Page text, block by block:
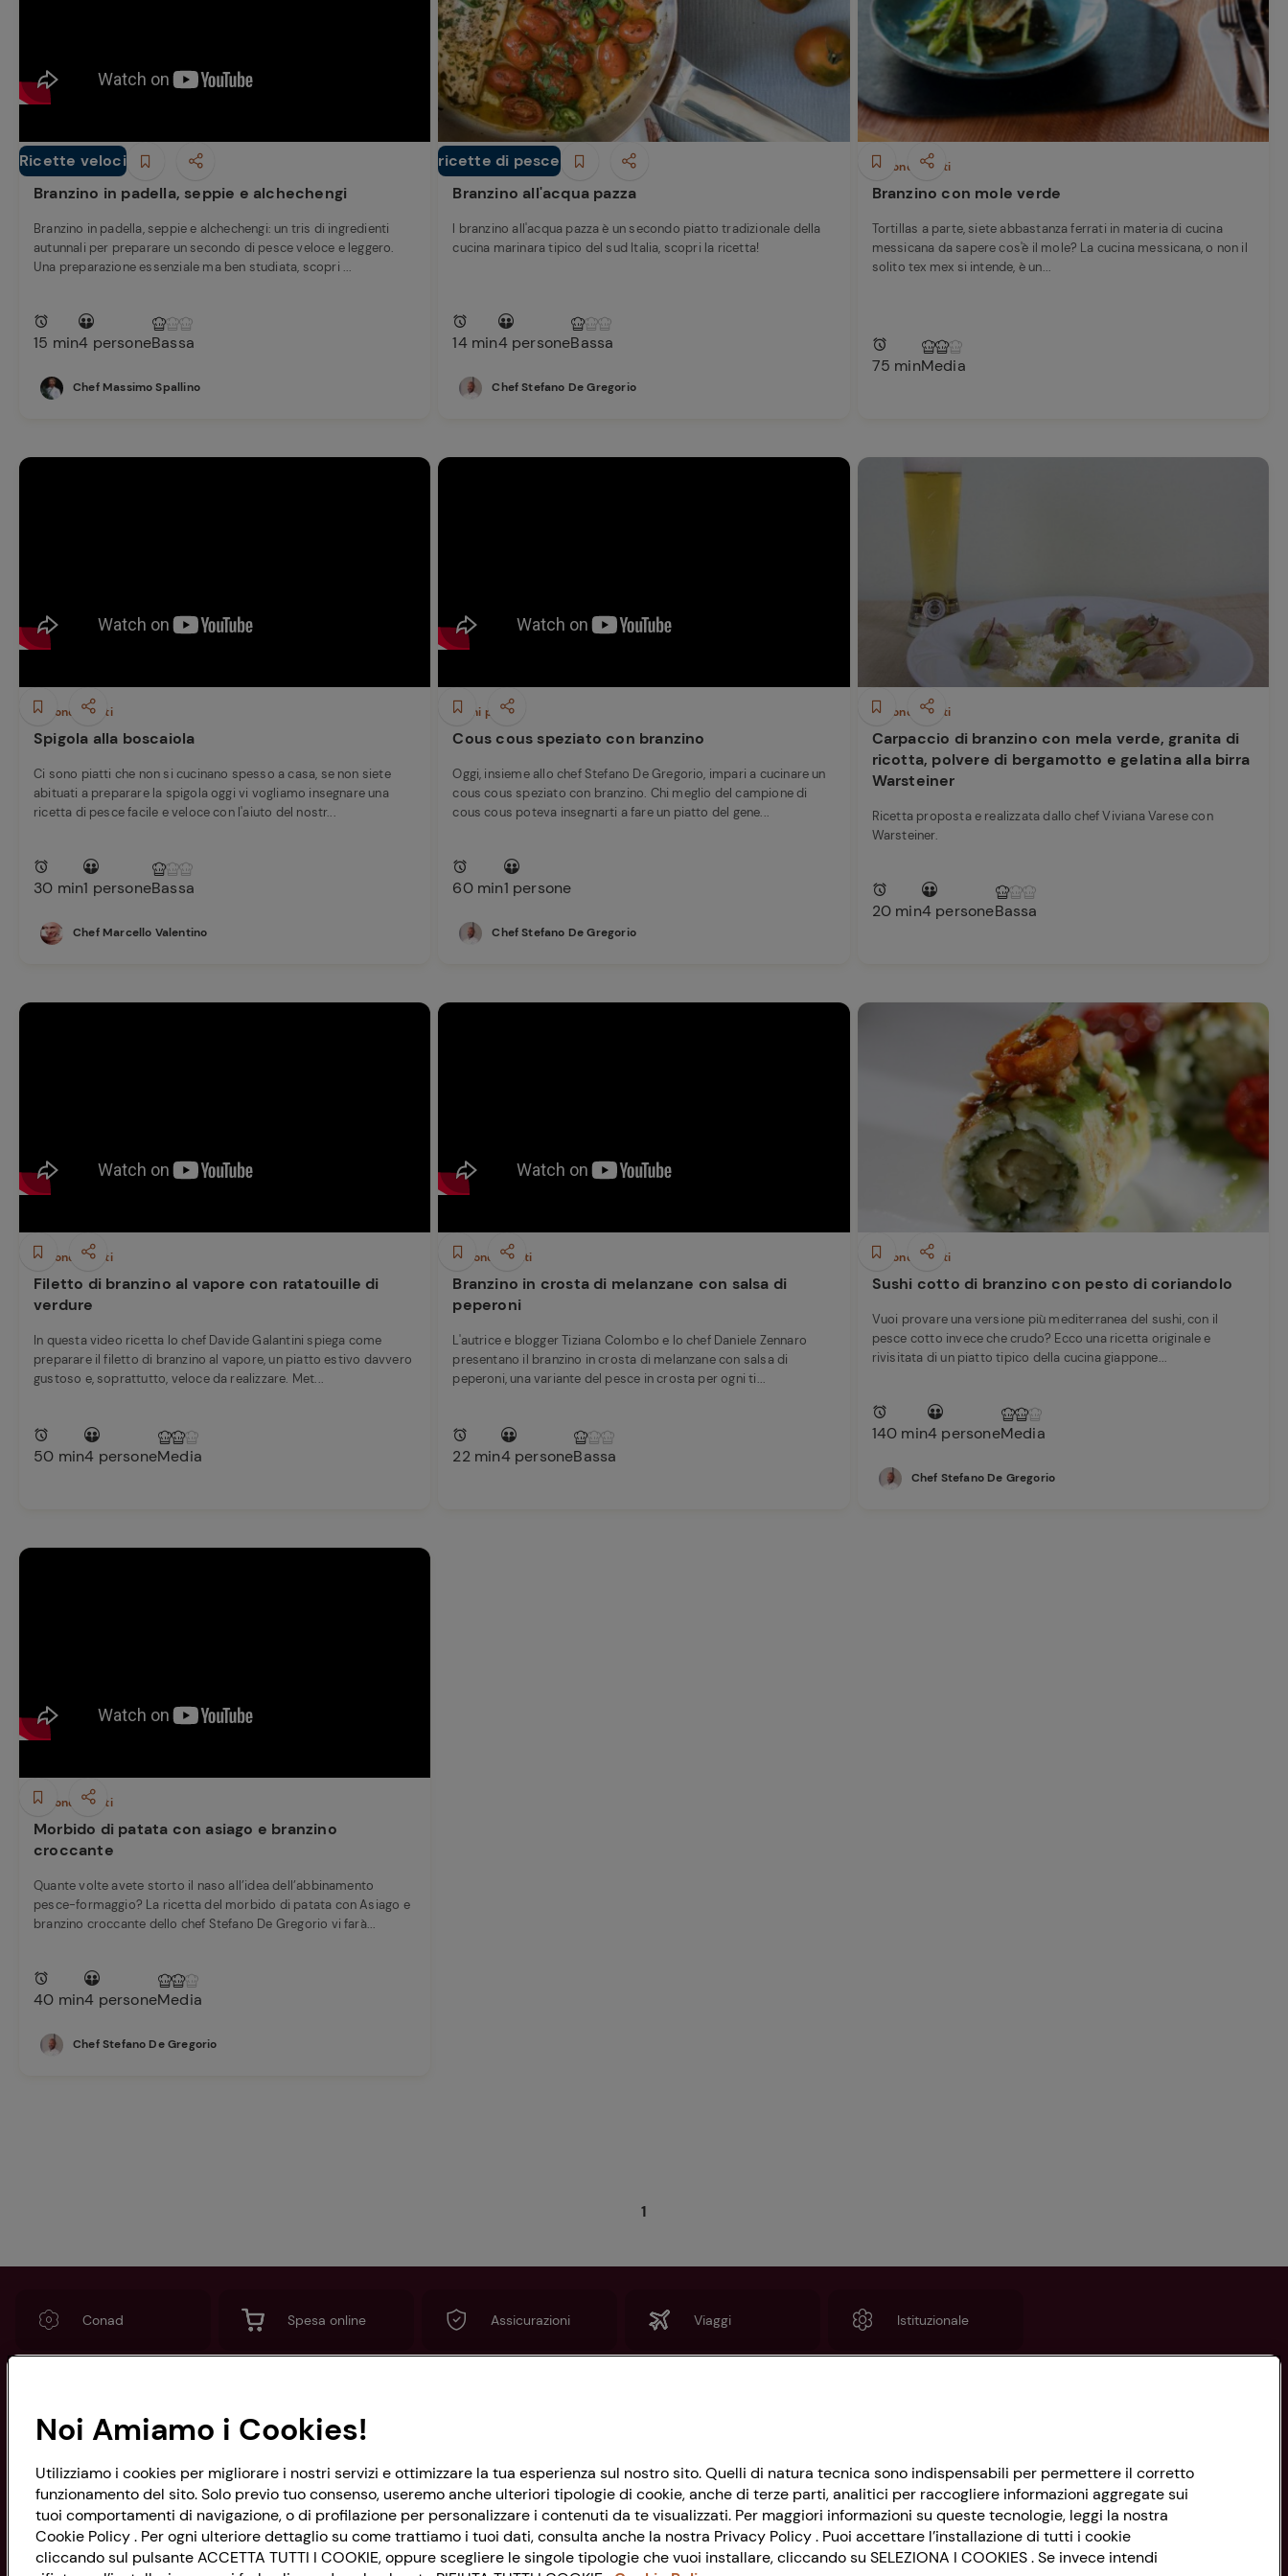
Cavolo romanesco al
Tagliolini freschi con
limone nero bruciato,
Caciocavallo, burro e
scampi
salsa ai frutti rossi
i tuoi piatti di pesce!
Ricette di Plumcake:
tutte i modi per
prepararlo
Come affumicare:
legna ed erbe da
perduta
Ricette veloci
Secondi piatti
Branzino in padella, seppie e alchechengi
Branzino in padella, seppie e alchechengi: un tris di ingredienti
autunnali per preparare un secondo di pesce veloce e leggero.
Una preparazione essenziale ma ben studiata, scopri ...
15 min4 personeBassa
Chef Massimo Spallino
ricette di pesce
Secondi piatti
Branzino all'acqua pazza
l branzino all'acqua pazza è un secondo piatto tradizionale della
cucina marinara tipico del sud Italia, scopri la ricetta!
14 min4 personeBassa
Chef Stefano De Gregorio
Secondi piatti
Branzino con mole verde
Tortillas a parte, siete abbastanza ferrati in materia di cucina
messicana da sapere cos'è il mole? La cucina messicana, o non il
solito tex mex si intende, è un...
75 minMedia
Secondi piatti
Spigola alla boscaiola
Ci sono piatti che non si cucinano spesso a casa, se non siete
abituati a preparare la spigola oggi vi vogliamo insegnare una
ricetta di pesce facile e veloce con l'aiuto del nostr...
30 min1 personeBassa
Chef Marcello Valentino
Primi piatti
Cous cous speziato con branzino
Oggi, insieme allo chef Stefano De Gregorio, impari a cucinare un
cous cous speziato con branzino. Chi meglio del campione di
cous cous poteva insegnarti a fare un piatto del gene...
60 min1 persone
Chef Stefano De Gregorio
Secondi piatti
Carpaccio di branzino con mela verde, granita di
ricotta, polvere di bergamotto e gelatina alla birra
Warsteiner
Ricetta proposta e realizzata dallo chef Viviana Varese con
Warsteiner.
20 min4 personeBassa
Secondi piatti
Filetto di branzino al vapore con ratatouille di
verdure
In questa video ricetta lo chef Davide Galantini spiega come
preparare il filetto di branzino al vapore, un piatto estivo davvero
gustoso e, soprattutto, veloce da realizzare. Met...
50 min4 personeMedia
Secondi piatti
Branzino in crosta di melanzane con salsa di
peperoni
L'autrice e blogger Tiziana Colombo e lo chef Daniele Zennaro
presentano il branzino in crosta di melanzane con salsa di
peperoni, una variante del pesce in crosta per ogni ti...
22 min4 personeBassa
Secondi piatti
Sushi cotto di branzino con pesto di coriandolo
Vuoi provare una versione più mediterranea del sushi, con il
pesce cotto invece che crudo? Ecco una ricetta originale e
rivisitata di un piatto tipico della cucina giappone...
140 min4 personeMedia
Chef Stefano De Gregorio
Secondi piatti
Morbido di patata con asiago e branzino
croccante
Quante volte avete storto il naso all’idea dell’abbinamento
pesce-formaggio? La ricetta del morbido di patata con Asiago e
branzino croccante dello chef Stefano De Gregorio vi farà...
40 min4 personeMedia
Chef Stefano De Gregorio
1
Conad Spesa online Assicurazioni Viaggi Istituzionale
Privacy Policy
Cookie Policy
Impostazioni Cookie
CONAD SOCIETÀ COOPERATIVA
Via Michelino, 59 | 40127 BOLOGNA
Codice Fiscale e Registro Imprese
di Bologna 00865960157
PARTITA IVA 03320960374
Ricette preferite
Noi Amiamo i Cookies!
Utilizziamo i cookies per migliorare i nostri servizi e ottimizzare la tua esperienza sul nostro sito. Quelli di natura tecnica sono indispensabili per permettere il corretto
funzionamento del sito. Solo previo tuo consenso, useremo anche ulteriori tipologie di cookie, anche di terze parti, analitici per raccogliere informazioni aggregate sui
tuoi comportamenti di navigazione, o di profilazione per personalizzare i contenuti da te visualizzati. Per maggiori informazioni su queste tecnologie, leggi la nostra
Cookie Policy . Per ogni ulteriore dettaglio su come trattiamo i tuoi dati, consulta anche la nostra Privacy Policy . Puoi accettare l’installazione di tutti i cookie
cliccando sul pulsante ACCETTA TUTTI I COOKIE, oppure scegliere le singole tipologie che vuoi installare, cliccando su SELEZIONA I COOKIES . Se invece intendi